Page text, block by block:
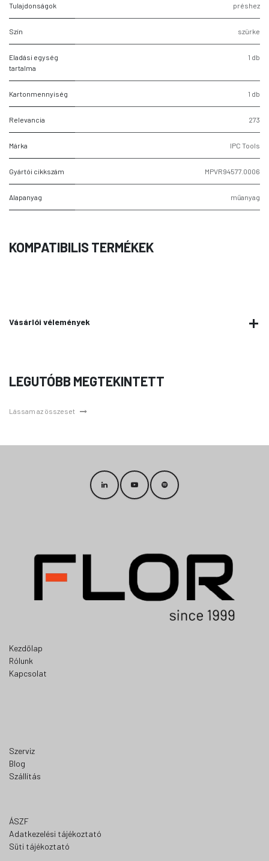
Tulajdonságok préshez
Szín szürke
Eladási egység
tartalma
1 db
Kartonmennyiség 1 db
Relevancia 273
Márka IPC Tools
Gyártói cikkszám MPVR94577.0006
Alapanyag műanyag
KOMPATIBILIS TERMÉKEK
Vásárlói vélemények
LEGUTÓBB MEGTEKINTETT
Lássam az összeset
Kezdőlap
Rólunk
Kapcsolat
Szerviz
Blog
Szállítás
ÁSZF
Adatkezelési tájékoztató
Süti tájékoztató